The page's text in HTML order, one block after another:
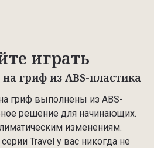
играть
гриф из ABS-пластика
гриф выполнены из ABS-
решение для начинающих.
изменениям.
Travel у вас никогда не